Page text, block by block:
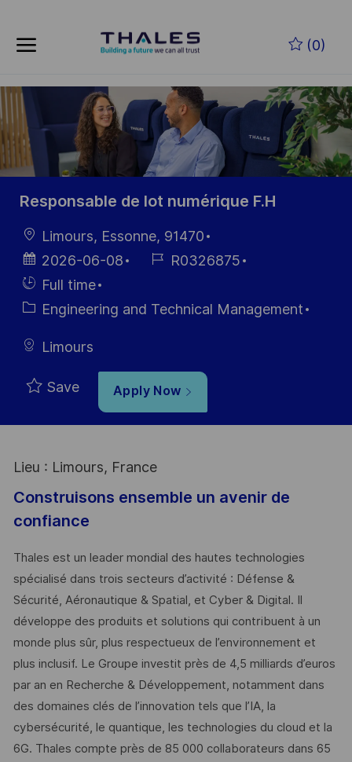
(0)
-
Responsable de lot numérique F.H
LocationLimours, Essonne, 91470
Posted
Date
2026-06-08
Job R0326875
Hiring
Type
Full time
CategoryEngineering and Technical Management
Limours
Save Apply Now
Lieu : Limours, France
Construisons ensemble un avenir de
confiance
Thales est un leader mondial des hautes technologies
spécialisé dans trois secteurs d’activité : Défense &
Sécurité, Aéronautique & Spatial, et Cyber & Digital. Il
développe des produits et solutions qui contribuent à un
monde plus sûr, plus respectueux de l’environnement et
plus inclusif. Le Groupe investit près de 4,5 milliards d’euros
par an en Recherche & Développement, notamment dans
des domaines clés de l’innovation tels que l’IA, la
cybersécurité, le quantique, les technologies du cloud et la
6G. Thales compte près de 85 000 collaborateurs dans 65